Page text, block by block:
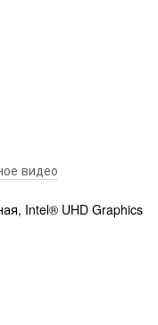
видео
Intel® UHD Graphics